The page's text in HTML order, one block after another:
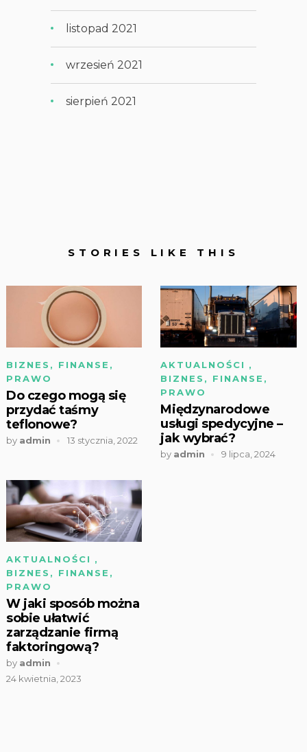
listopad 2021
wrzesień 2021
sierpień 2021
STORIES LIKE THIS
BIZNES, FINANSE,
PRAWO
Do czego mogą się
przydać taśmy
teflonowe?
by admin 13 stycznia, 2022
AKTUALNOŚCI ,
BIZNES, FINANSE,
PRAWO
Międzynarodowe
usługi spedycyjne –
jak wybrać?
by admin 9 lipca, 2024
AKTUALNOŚCI ,
BIZNES, FINANSE,
PRAWO
W jaki sposób można
sobie ułatwić
zarządzanie firmą
faktoringową?
by admin
24 kwietnia, 2023